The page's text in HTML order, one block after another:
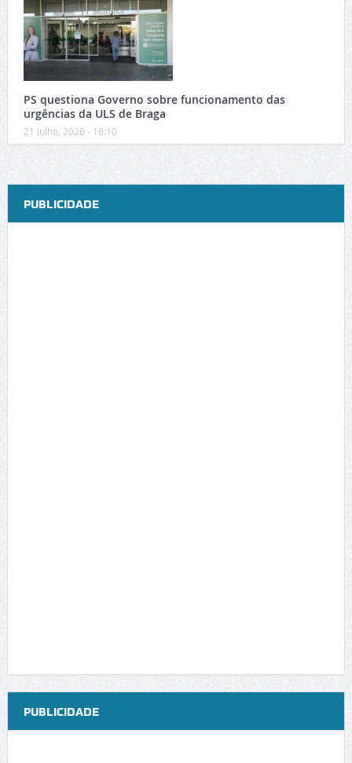
PS questiona Governo sobre funcionamento das
urgências da ULS de Braga
21 Julho, 2026 - 16:10
PUBLICIDADE
PUBLICIDADE